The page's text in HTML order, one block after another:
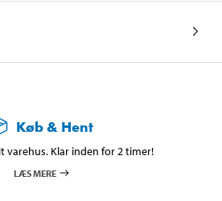
Køb & Hent
varehus. Klar inden for 2 timer!
LÆS MERE